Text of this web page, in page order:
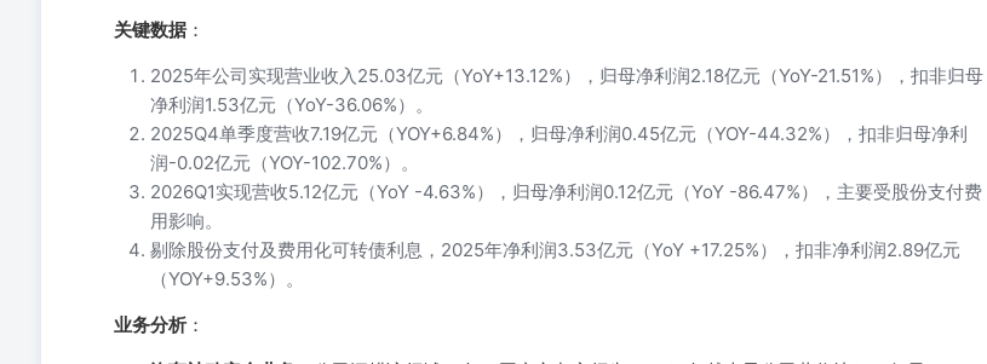
关键数据 ：
2025年公司实现营业收入25.03亿元（YoY+13.12%），归母净利润2.18亿元（YoY-21.51%），扣非归母
净利润1.53亿元（YoY-36.06%）。
2025Q4单季度营收7.19亿元（YOY+6.84%），归母净利润0.45亿元（YOY-44.32%），扣非归母净利
润-0.02亿元（YOY-102.70%）。
2026Q1实现营收5.12亿元（YoY -4.63%），归母净利润0.12亿元（YoY -86.47%），主要受股份支付费
用影响。
剔除股份支付及费用化可转债利息，2025年净利润3.53亿元（YoY +17.25%），扣非净利润2.89亿元
（YOY+9.53%）。
业务分析 ：